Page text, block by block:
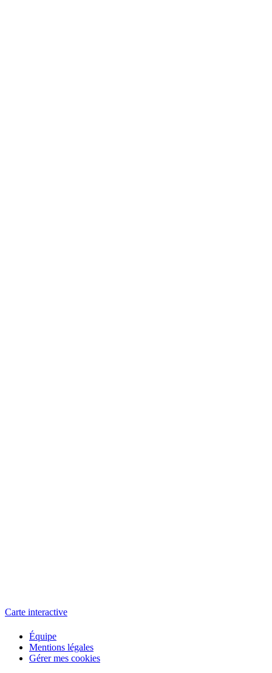
Carte interactive
Équipe
Mentions légales
Gérer mes cookies